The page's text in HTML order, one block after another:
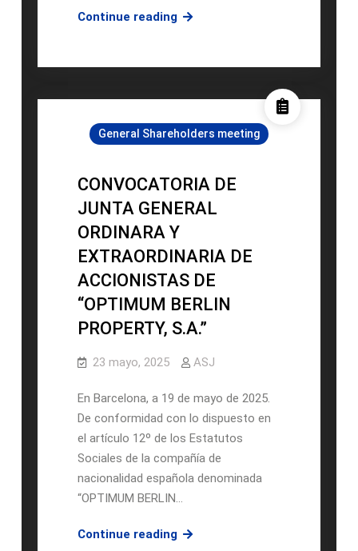
Continue readingJunta
Extraordinaria
2
General Shareholders meeting
CONVOCATORIA DE
JUNTA GENERAL
ORDINARA Y
EXTRAORDINARIA DE
ACCIONISTAS DE
“OPTIMUM BERLIN
PROPERTY, S.A.”
23 mayo, 2025 ASJ
En Barcelona, a 19 de mayo de 2025.
De conformidad con lo dispuesto en
el artículo 12º de los Estatutos
Sociales de la compañía de
nacionalidad española denominada
“OPTIMUM BERLIN…
Continue readingCONVOCATORIA